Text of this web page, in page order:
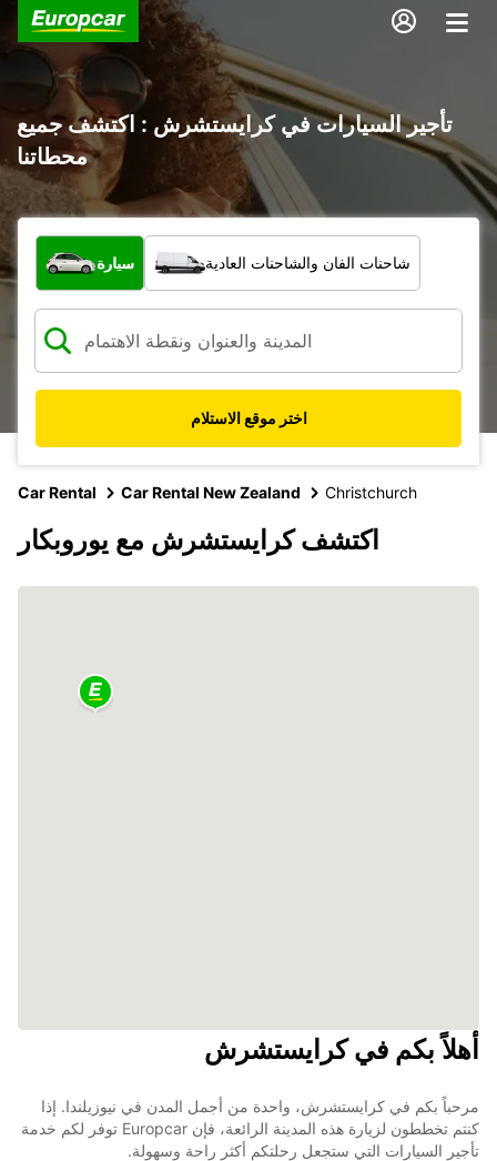
تأجير السيارات في كرايستشرش : اكتشف جميع
محطاتنا
ما نوع المركبة؟
سيارة شاحنات الفان والشاحنات العادية
اختر موقع الاستلام
Car Rental Car Rental New Zealand Christchurch
اكتشف كرايستشرش مع يوروبكار
أهلاً بكم في كرايستشرش
مرحباً بكم في كرايستشرش، واحدة من أجمل المدن في نيوزيلندا. إذا
كنتم تخططون لزيارة هذه المدينة الرائعة، فإن Europcar توفر لكم خدمة
تأجير السيارات التي ستجعل رحلتكم أكثر راحة وسهولة.